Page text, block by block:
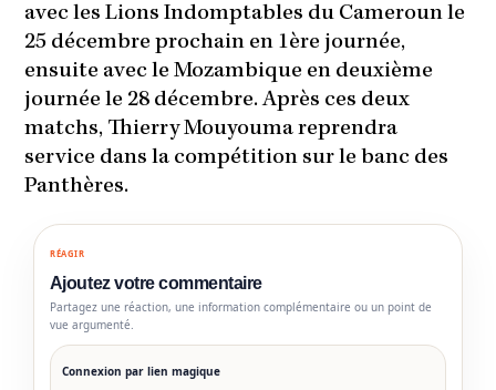
avec les Lions Indomptables du Cameroun le
25 décembre prochain en 1ère journée,
ensuite avec le Mozambique en deuxième
journée le 28 décembre. Après ces deux
matchs, Thierry Mouyouma reprendra
service dans la compétition sur le banc des
Panthères.
RÉAGIR
Ajoutez votre commentaire
Partagez une réaction, une information complémentaire ou un point de
vue argumenté.
Connexion par lien magique